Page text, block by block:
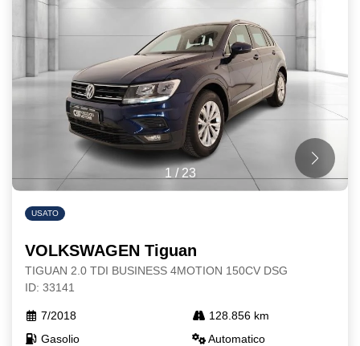
1 / 23
USATO
VOLKSWAGEN Tiguan
TIGUAN 2.0 TDI BUSINESS 4MOTION 150CV DSG
ID: 33141
7/2018
128.856 km
Gasolio
Automatico